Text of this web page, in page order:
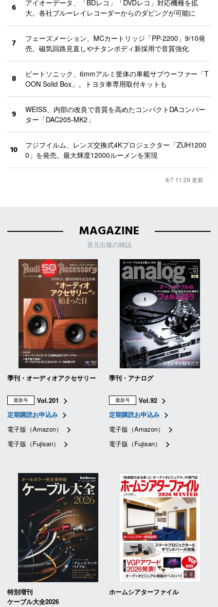
6
アイオーデータ、「BDレコ」「DVDレコ」対応機種を拡
大。各社ブルーレイレコーダーからのダビングが可能に
7
フェーズメーション、MCカートリッジ「PP-2200」9/10発
売。磁気回路見直しやチタンボディ新採用で音質強化
8
ビートソニック、6mmアルミ筐体の車載サブウーファー「T
OON Solid Box」。トヨタ車専用取付キットも
9
WEISS、内部の改良で音質を高めたコンパクトDAコンバー
ター「DAC205-MK2」
10
フジフイルム、レンズ交換式4Kプロジェクター「ZUH1200
0」を発売。最大輝度12000ルーメンを実現
8/7 11:29 更新
MAGAZINE
音元出版の雑誌
季刊・オーディオアクセサリー
最新号
Vol.201
定期購読お申込み
電子版（Amazon）
電子版（Fujisan）
季刊・アナログ
最新号
Vol.92
定期購読お申込み
電子版（Amazon）
電子版（Fujisan）
特別増刊
ケーブル大全2026
ホームシアターファイル